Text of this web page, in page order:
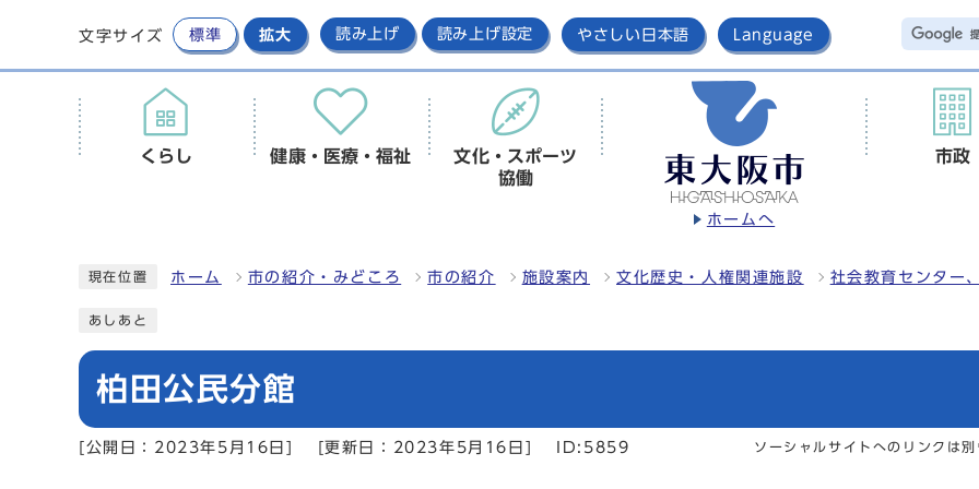
文字サイズ 標準 拡大 読み上げ 読み上げ設定 やさしい日本語 Language
ホームへ
くらし 健康・医療・福祉
文化・スポーツ
協働
市政
現在位置 ホーム 市の紹介・みどころ 市の紹介 施設案内 文化歴史・人権関連施設 社会教育センター
あしあと
柏田公民分館
[公開日：2023年5月16日] [更新日：2023年5月16日] ID:5859 ソーシャルサイトへのリンクは